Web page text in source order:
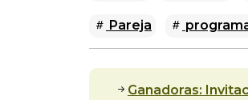
Pareja
Ganadoras: